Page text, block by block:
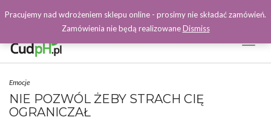
Facebook
Emocje
NIE POZWÓL ŻEBY STRACH CIĘ
OGRANICZAŁ
Pracujemy nad wdrożeniem sklepu online - prosimy nie składać zamówień.
Zamówienia nie będą realizowaneDismiss